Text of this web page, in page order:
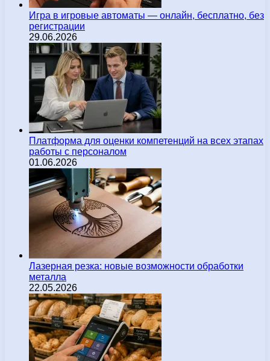
Игра в игровые автоматы — онлайн, бесплатно, без
регистрации
29.06.2026
Платформа для оценки компетенций на всех этапах
работы с персоналом
01.06.2026
Лазерная резка: новые возможности обработки
металла
22.05.2026